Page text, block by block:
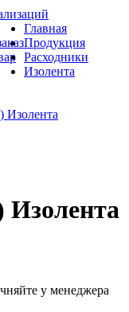
Главная
Продукция
Расходники
Изолента
у менеджера